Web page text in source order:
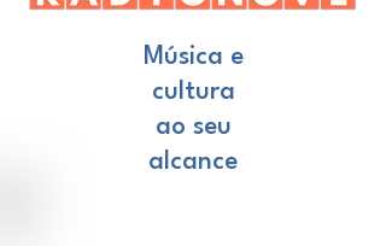
Música e
cultura
ao seu
alcance